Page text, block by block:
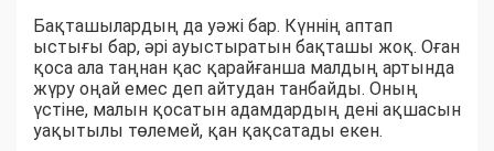
Бақташылардың да уәжі бар. Күннің аптап
ыстығы бар, әрі ауыстыратын бақташы жоқ. Оған
қоса ала таңнан қас қарайғанша малдың артында
жүру оңай емес деп айтудан танбайды. Оның
үстіне, малын қосатын адамдардың дені ақшасын
уақытылы төлемей, қан қақсатады екен.